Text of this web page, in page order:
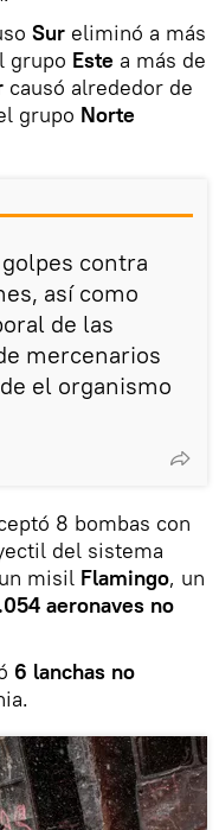
Sur eliminó a más
grupo Este a más de
causó alrededor de
grupo Norte
contra
así como
de las
mercenarios
el organismo
8 bombas con
del sistema
misil Flamingo, un
aeronaves no
6 lanchas no